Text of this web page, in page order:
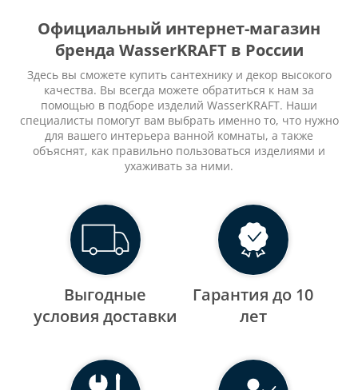
Официальный интернет-магазин
бренда WasserKRAFT в России
Здесь вы сможете купить сантехнику и декор высокого
качества. Вы всегда можете обратиться к нам за
помощью в подборе изделий WasserKRAFT. Наши
специалисты помогут вам выбрать именно то, что нужно
для вашего интерьера ванной комнаты, а также
объяснят, как правильно пользоваться изделиями и
ухаживать за ними.
Выгодные
уcловия доставки
Гарантия до 10
лет